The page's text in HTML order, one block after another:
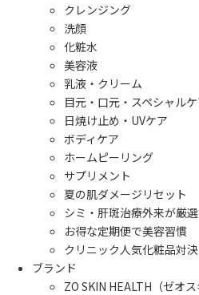
クレンジング
洗顔
化粧水
美容液
乳液・クリーム
目元・口元・スペシャル
日焼け止め・UVケア
ボディケア
ホームピーリング
サプリメント
夏の肌ダメージリセット
シミ・肝斑治療外来が厳
お得な定期便で美容習慣
クリニック人気化粧品対決
ブランド
ZO SKIN HEALTH（ゼオス